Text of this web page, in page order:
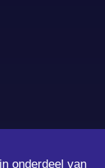
onderdeel van